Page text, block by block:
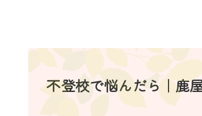
不登校で悩んだら｜鹿